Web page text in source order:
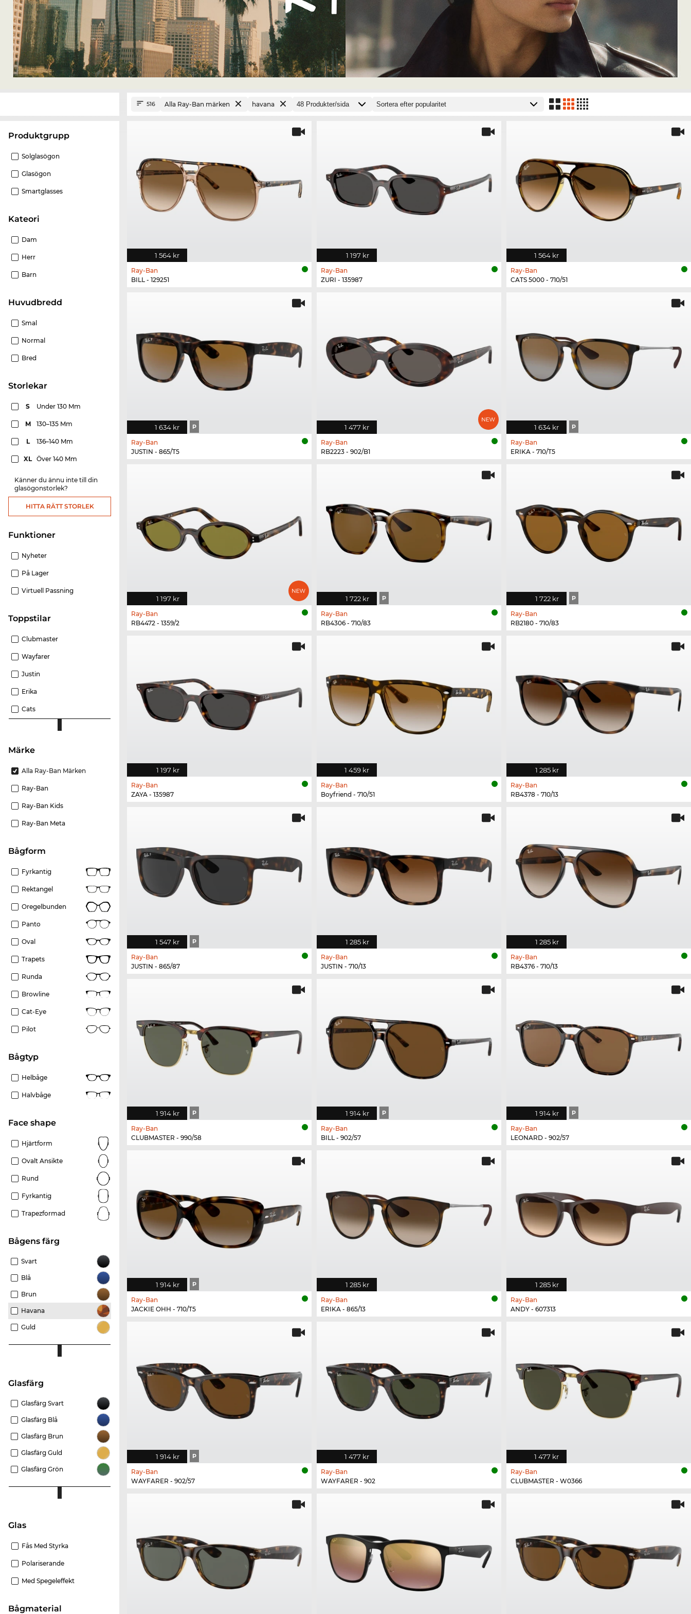
Produktgrupp
Solglasögon
Glasögon
Smartglasses
Kateori
Dam
Herr
Barn
Huvudbredd
Smal
Normal
Bred
Storlekar
S Under 130 Mm
M 130–135 Mm
L 136–140 Mm
XL Över 140 Mm
Känner du ännu inte till din
glasögonstorlek?
HITTA RÄTT STORLEK
Funktioner
Nyheter
På Lager
Virtuell Passning
Toppstilar
Clubmaster
Wayfarer
Justin
Erika
Cats
Märke
Alla Ray-Ban Märken
Ray-Ban
Ray-Ban Kids
Ray-Ban Meta
bågform
Fyrkantig
Rektangel
Oregelbunden
Panto
Oval
Trapets
Runda
Browline
Cat-Eye
Pilot
Bågtyp
Helbåge
Halvbåge
Face shape
Hjärtform
Ovalt Ansikte
Rund
Fyrkantig
Trapezformad
Bågens färg
Svart
Blå
Brun
Havana
Guld
Glasfärg
Glasfärg Svart
Glasfärg Blå
Glasfärg Brun
Glasfärg Guld
Glasfärg Grön
Glas
Fås Med Styrka
Polariserande
Med Spegeleffekt
Bågmaterial
516 Alla Ray-Ban märken havana
1 564 kr
Ray-Ban
BILL - 129251
1 197 kr
Ray-Ban
ZURI - 135987
1 564 kr
Ray-Ban
CATS 5000 - 710/51
1 634 kr P
Ray-Ban
JUSTIN - 865/T5
1 477 kr
Ray-Ban
RB2223 - 902/B1
1 634 kr P
Ray-Ban
ERIKA - 710/T5
1 197 kr
Ray-Ban
RB4472 - 1359/2
1 722 kr P
Ray-Ban
RB4306 - 710/83
1 722 kr P
Ray-Ban
RB2180 - 710/83
1 197 kr
Ray-Ban
ZAYA - 135987
1 459 kr
Ray-Ban
Boyfriend - 710/51
1 285 kr
Ray-Ban
RB4378 - 710/13
1 547 kr P
Ray-Ban
JUSTIN - 865/87
1 285 kr
Ray-Ban
JUSTIN - 710/13
1 285 kr
Ray-Ban
RB4376 - 710/13
1 914 kr P
Ray-Ban
CLUBMASTER - 990/58
1 914 kr P
Ray-Ban
BILL - 902/57
1 914 kr P
Ray-Ban
LEONARD - 902/57
1 914 kr P
Ray-Ban
JACKIE OHH - 710/T5
1 285 kr
Ray-Ban
ERIKA - 865/13
1 285 kr
Ray-Ban
ANDY - 607313
1 914 kr P
Ray-Ban
WAYFARER - 902/57
1 477 kr
Ray-Ban
WAYFARER - 902
1 477 kr
Ray-Ban
CLUBMASTER - W0366